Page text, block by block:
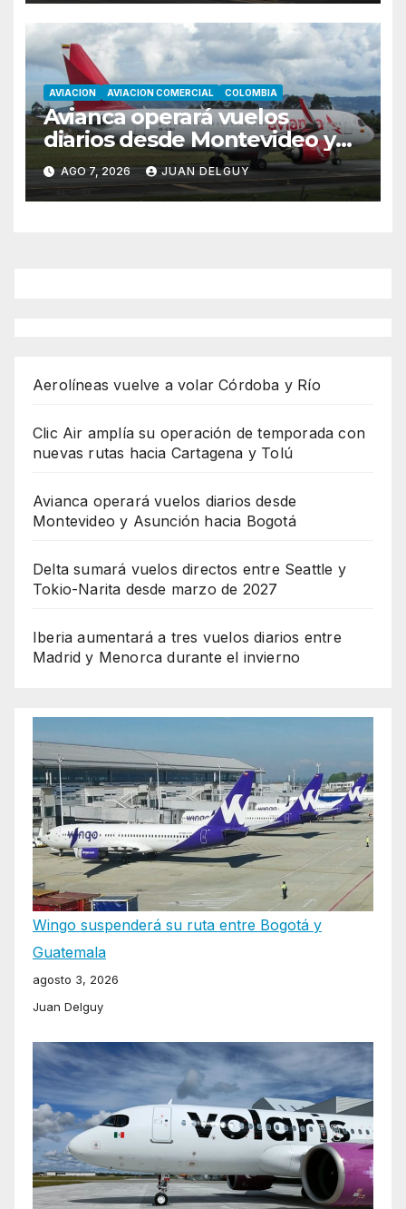
AVIACION AVIACION COMERCIAL COLOMBIA
Avianca operará vuelos
diarios desde Montevideo y
Asunción hacia Bogotá
AGO 7, 2026 JUAN DELGUY
Aerolíneas vuelve a volar Córdoba y Río
Clic Air amplía su operación de temporada con
nuevas rutas hacia Cartagena y Tolú
Avianca operará vuelos diarios desde
Montevideo y Asunción hacia Bogotá
Delta sumará vuelos directos entre Seattle y
Tokio-Narita desde marzo de 2027
Iberia aumentará a tres vuelos diarios entre
Madrid y Menorca durante el invierno
Wingo suspenderá su ruta entre Bogotá y
Guatemala
agosto 3, 2026
Juan Delguy